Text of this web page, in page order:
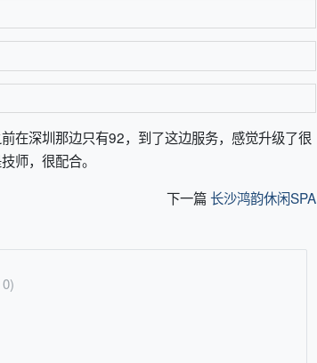
在深圳那边只有92，到了这边服务，感觉升级了很
师，很配合。
下一篇 长沙鸿韵休闲SPA